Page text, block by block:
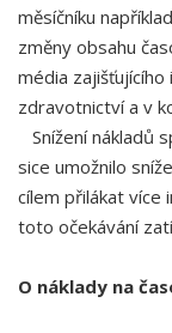
měsíčníku
změny obsahu
média zajišťujícího
zdravotnictví a v
Snížení nákladů
sice umožnilo
cílem přilákat více
toto očekávání
O náklady na